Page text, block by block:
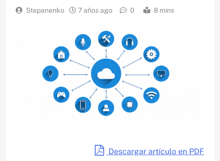
Stepanenko 7 años ago 0 8 mins
Descargar artículo en PDF